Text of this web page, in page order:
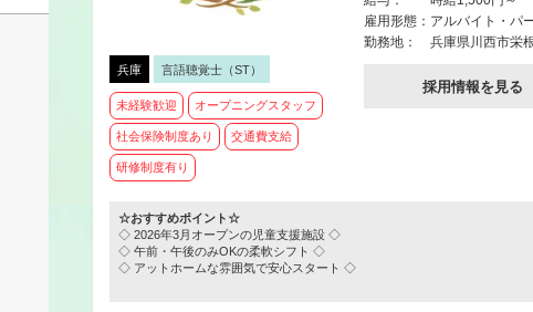
兵庫 言語聴覚士（ST）
未経験歓迎 オープニングスタッフ
社会保険制度あり 交通費支給
研修制度有り
雇用形態： アルバイト・パ
勤務地：
兵庫県川西市栄
採用情報を見る
☆おすすめポイント☆
◇ 2026年3月オープンの児童支援施設 ◇
◇ 午前・午後のみOKの柔軟シフト ◇
◇ アットホームな雰囲気で安心スタート ◇